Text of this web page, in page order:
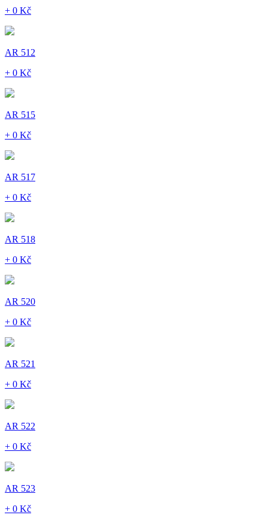
+ 0 Kč
AR 512
+ 0 Kč
AR 515
+ 0 Kč
AR 517
+ 0 Kč
AR 518
+ 0 Kč
AR 520
+ 0 Kč
AR 521
+ 0 Kč
AR 522
+ 0 Kč
AR 523
+ 0 Kč